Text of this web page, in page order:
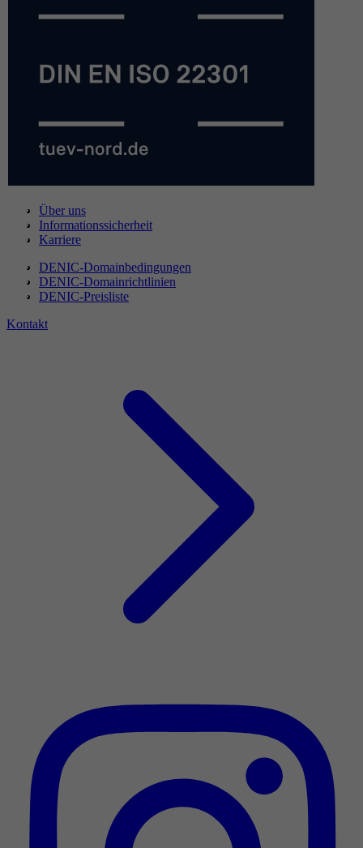
Über uns
Informationssicherheit
Karriere
DENIC-Domainbedingungen
DENIC-Domainrichtlinien
DENIC-Preisliste
Kontakt